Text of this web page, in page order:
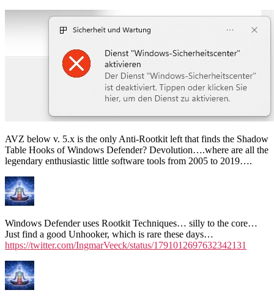
AVZ below v. 5.x is the only Anti-Rootkit left that finds the Shadow
Table Hooks of Windows Defender? Devolution….where are all the
legendary enthusiastic little software tools from 2005 to 2019….
Windows Defender uses Rootkit Techniques… silly to the core…
Just find a good Unhooker, which is rare these days…
https://twitter.com/IngmarVeeck/status/1791012697632342131